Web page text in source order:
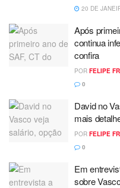
20 DE
Após
continua
confira
POR FELIPE
0
David no
mais
POR FELIPE
0
Em
sobre